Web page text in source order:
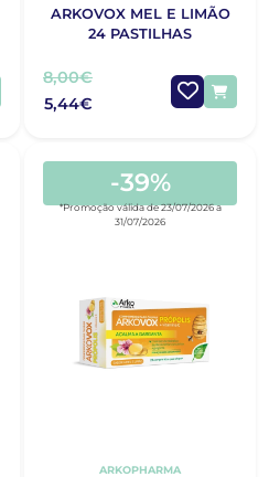
ARKOVOX MEL E LIMÃO
24 PASTILHAS
8,00€
5,44€
-39%
*Promoção válida de 23/07/2026 a
31/07/2026
ARKOPHARMA